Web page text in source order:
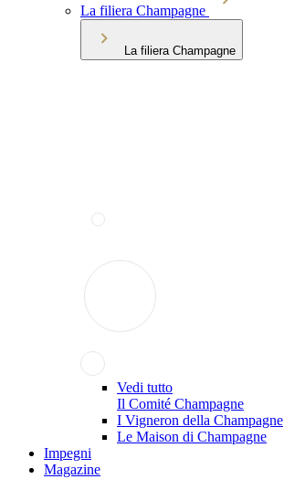
La filiera Champagne
La filiera Champagne
Vedi tutto
Il Comité Champagne
I Vigneron della Champagne
Le Maison di Champagne
Impegni
Magazine